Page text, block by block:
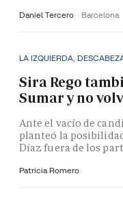
Daniel Tercero Barcelona
LA IZQUIERDA,
Sira Rego
Sumar y no
Ante el vacío de
planteó la
Díaz fuera de los
Patricia Romero